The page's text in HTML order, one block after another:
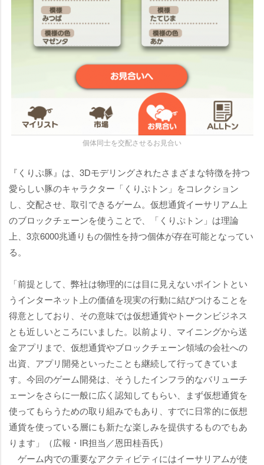
個体同士を交配させるお見合い
『くりぷ豚』は、3Dモデリングされたさまざまな特徴を持つ
愛らしい豚のキャラクター「くりぷトン」をコレクション
し、交配させ、取引できるゲーム。仮想通貨イーサリアム上
のブロックチェーンを使うことで、「くりぷトン」は理論
上、3京6000兆通りもの個性を持つ個体が存在可能となってい
る。
「前提として、弊社は物理的には目に見えないポイントとい
うインターネット上の価値を現実の行動に結びつけることを
得意としており、その意味では仮想通貨やトークンビジネス
とも近しいところにいました。以前より、マイニングから送
金アプリまで、仮想通貨やブロックチェーン領域の会社への
出資、アプリ開発といったことも継続して行ってきていま
す。今回のゲーム開発は、そうしたインフラ的なバリューチ
ェーンをさらに一般に広く認知してもらい、まず仮想通貨を
使ってもらうための取り組みでもあり、すでに日常的に仮想
通貨を使っている層にも新たな楽しみを提供するものでもあ
ります」（広報・IR担当／恩田桂吾氏）
ゲーム内での重要なアクティビティにはイーサリアムが使